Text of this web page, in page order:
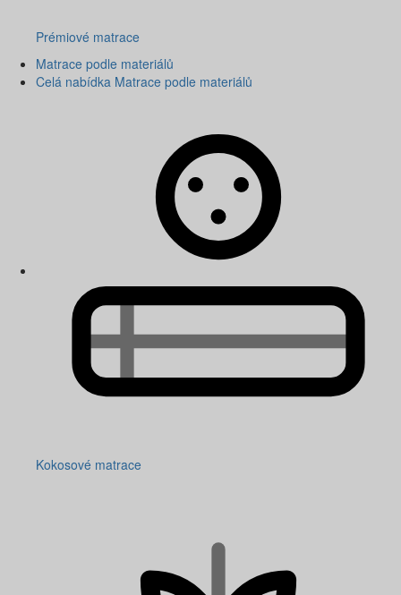
Prémiové matrace
Matrace podle materiálů
Celá nabídka Matrace podle materiálů
Kokosové matrace